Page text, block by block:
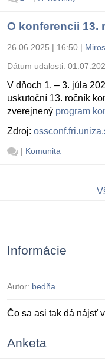
O konferencii 13.
26.06.2025 | 16:50 |
Dátum udalosti:
V dňoch 1. – 3. júla
uskutoční 13. ročník
zverejnený program
Zdroj:
| Komunita
Informácie
Autor: bedňa
Čo sa asi tak dá nájsť
Anketa